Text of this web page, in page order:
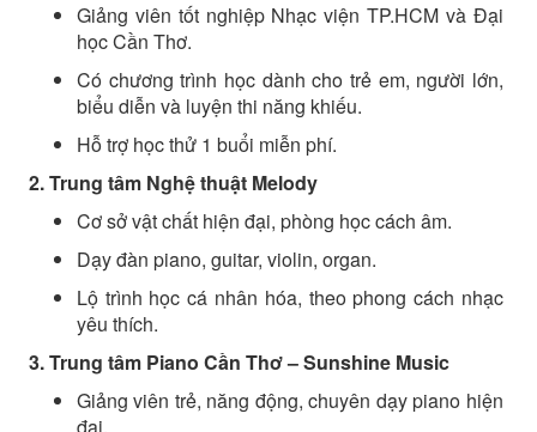
Giảng viên tốt nghiệp Nhạc viện TP.HCM và Đại
học Cần Thơ.
Có chương trình học dành cho trẻ em, người lớn,
biểu diễn và luyện thi năng khiếu.
Hỗ trợ học thử 1 buổi miễn phí.
2. Trung tâm Nghệ thuật Melody
Cơ sở vật chất hiện đại, phòng học cách âm.
Dạy đàn piano, guitar, violin, organ.
Lộ trình học cá nhân hóa, theo phong cách nhạc
yêu thích.
3. Trung tâm Piano Cần Thơ – Sunshine Music
Giảng viên trẻ, năng động, chuyên dạy piano hiện